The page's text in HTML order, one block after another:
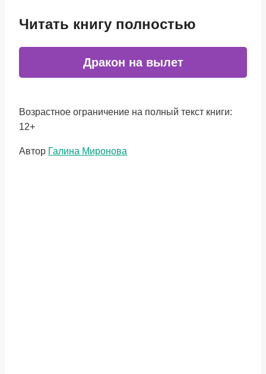
Читать книгу полностью
Дракон на вылет
Возрастное ограничение на полный текст книги:
12+
Метки
Автор Галина Миронова